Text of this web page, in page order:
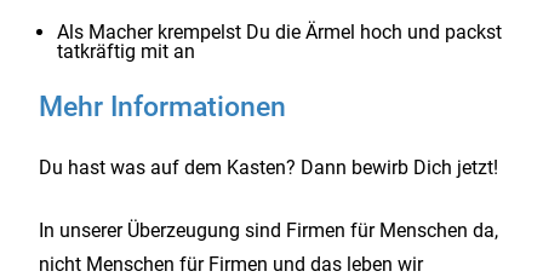
Als Macher krempelst Du die Ärmel hoch und packst
tatkräftig mit an
Mehr Informationen
Du hast was auf dem Kasten? Dann bewirb Dich jetzt!
In unserer Überzeugung sind Firmen für Menschen da,
nicht Menschen für Firmen und das leben wir